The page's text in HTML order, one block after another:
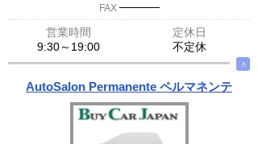
FAX ─────
営業時間
定休日
9:30～19:00
不定休
∧
AutoSalon Permanente ペルマネンテ